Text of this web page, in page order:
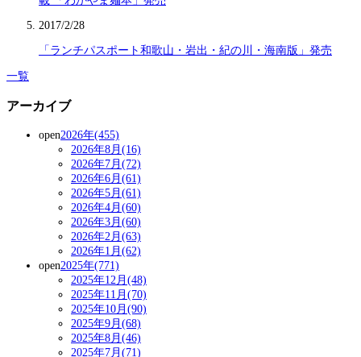
2017/2/28
「ランチパスポート和歌山・岩出・紀の川・海南版」発売
一覧
アーカイブ
open2026年(455)
2026年8月(16)
2026年7月(72)
2026年6月(61)
2026年5月(61)
2026年4月(60)
2026年3月(60)
2026年2月(63)
2026年1月(62)
open2025年(771)
2025年12月(48)
2025年11月(70)
2025年10月(90)
2025年9月(68)
2025年8月(46)
2025年7月(71)